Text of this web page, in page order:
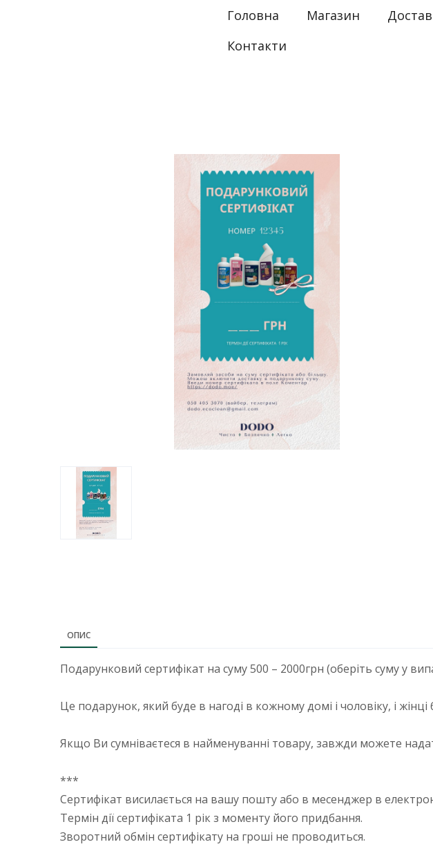
Головна Магазин
Контакти
ОПИС
Подарунковий сертифікат на суму 500 – 2000грн (оберіть суму у
Це подарунок, який буде в нагоді в кожному домі і чоловіку, і жінці
Якщо Ви сумніваєтеся в найменуванні товару, завжди можете
***
Сертифікат висилається на вашу пошту або в месенджер в
Термін дії сертифіката 1 рік з моменту його придбання.
Зворотний обмін сертифікату на гроші не проводиться.